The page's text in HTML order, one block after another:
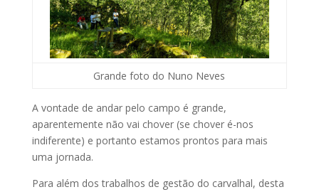
Grande foto do Nuno Neves
A vontade de andar pelo campo é grande,
aparentemente não vai chover (se chover é-nos
indiferente) e portanto estamos prontos para mais
uma jornada.
Para além dos trabalhos de gestão do carvalhal, desta